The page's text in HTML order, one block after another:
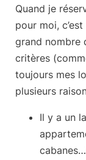
Quand je
pour moi,
grand nombre
critères
toujours mes
plusieurs
Il y a un